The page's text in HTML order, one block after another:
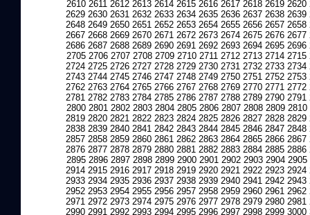
2610 2611 2612 2613 2614 2615 2616 2617 2618 2619 2620
2629 2630 2631 2632 2633 2634 2635 2636 2637 2638 2639
2648 2649 2650 2651 2652 2653 2654 2655 2656 2657 2658
2667 2668 2669 2670 2671 2672 2673 2674 2675 2676 2677
2686 2687 2688 2689 2690 2691 2692 2693 2694 2695 2696
2705 2706 2707 2708 2709 2710 2711 2712 2713 2714 2715
2724 2725 2726 2727 2728 2729 2730 2731 2732 2733 2734
2743 2744 2745 2746 2747 2748 2749 2750 2751 2752 2753
2762 2763 2764 2765 2766 2767 2768 2769 2770 2771 2772
2781 2782 2783 2784 2785 2786 2787 2788 2789 2790 2791
2800 2801 2802 2803 2804 2805 2806 2807 2808 2809 2810
2819 2820 2821 2822 2823 2824 2825 2826 2827 2828 2829
2838 2839 2840 2841 2842 2843 2844 2845 2846 2847 2848
2857 2858 2859 2860 2861 2862 2863 2864 2865 2866 2867
2876 2877 2878 2879 2880 2881 2882 2883 2884 2885 2886
2895 2896 2897 2898 2899 2900 2901 2902 2903 2904 2905
2914 2915 2916 2917 2918 2919 2920 2921 2922 2923 2924
2933 2934 2935 2936 2937 2938 2939 2940 2941 2942 2943
2952 2953 2954 2955 2956 2957 2958 2959 2960 2961 2962
2971 2972 2973 2974 2975 2976 2977 2978 2979 2980 2981
2990 2991 2992 2993 2994 2995 2996 2997 2998 2999 3000